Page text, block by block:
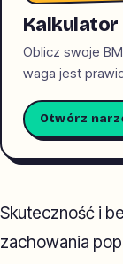
Kalkulator
Oblicz swoje
waga jest
Otwórz
Skuteczność i
zachowania